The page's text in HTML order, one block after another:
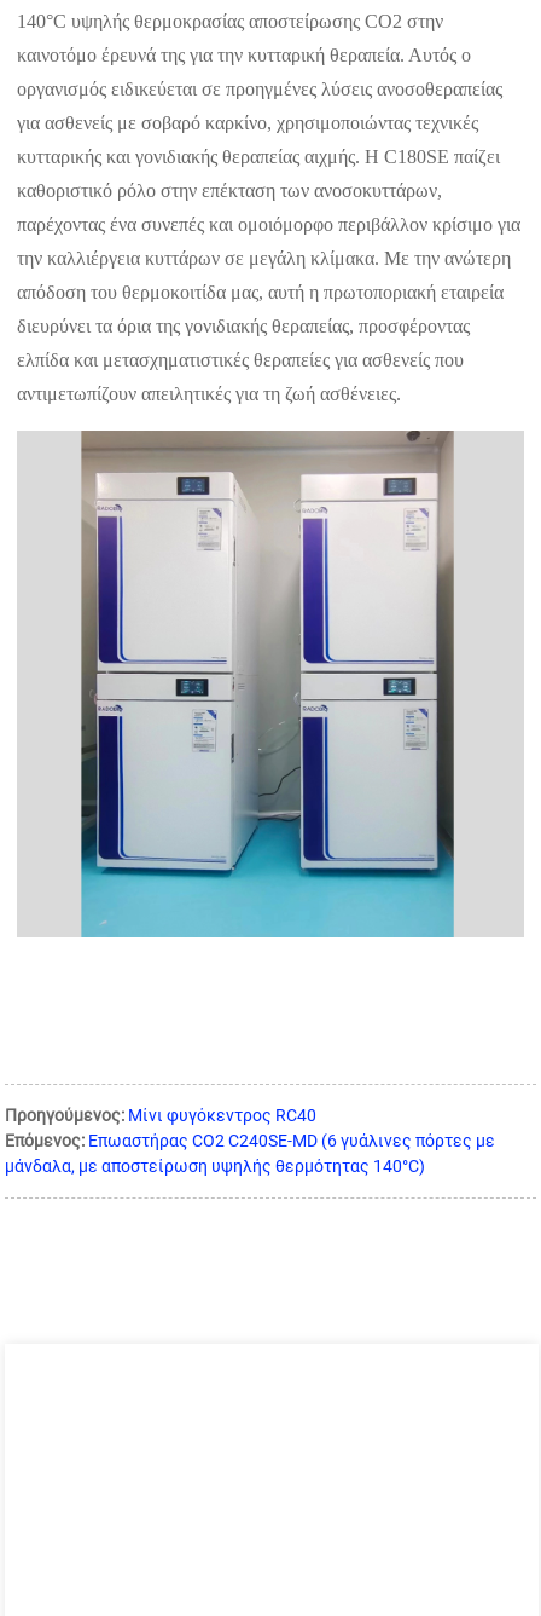
140°C υψηλής θερμοκρασίας αποστείρωσης CO2 στην
καινοτόμο έρευνά της για την κυτταρική θεραπεία. Αυτός ο
οργανισμός ειδικεύεται σε προηγμένες λύσεις ανοσοθεραπείας
για ασθενείς με σοβαρό καρκίνο, χρησιμοποιώντας τεχνικές
κυτταρικής και γονιδιακής θεραπείας αιχμής. Η C180SE παίζει
καθοριστικό ρόλο στην επέκταση των ανοσοκυττάρων,
παρέχοντας ένα συνεπές και ομοιόμορφο περιβάλλον κρίσιμο για
την καλλιέργεια κυττάρων σε μεγάλη κλίμακα. Με την ανώτερη
απόδοση του θερμοκοιτίδα μας, αυτή η πρωτοποριακή εταιρεία
διευρύνει τα όρια της γονιδιακής θεραπείας, προσφέροντας
ελπίδα και μετασχηματιστικές θεραπείες για ασθενείς που
αντιμετωπίζουν απειλητικές για τη ζωή ασθένειες.
Προηγούμενος: Μίνι φυγόκεντρος RC40
Επόμενος: Επωαστήρας CO2 C240SE-MD (6 γυάλινες πόρτες με
μάνδαλα, με αποστείρωση υψηλής θερμότητας 140°C)